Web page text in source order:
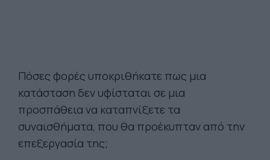
Πόσες φορές υποκριθήκατε πως μια
κατάσταση δεν υφίσταται σε μια
προσπάθεια να καταπνίξετε τα
συναισθήματα, που θα προέκυπταν από την
επεξεργασία της;